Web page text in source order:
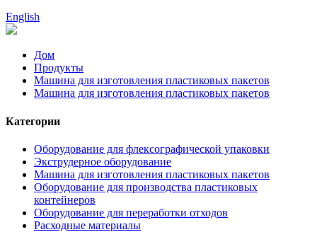
English
Дом
Продукты
Машина для изготовления пластиковых пакетов
Машина для изготовления пластиковых пакетов
Категории
Оборудование для флексографической упаковки
Экструдерное оборудование
Машина для изготовления пластиковых пакетов
Оборудование для производства пластиковых
контейнеров
Оборудование для переработки отходов
Расходные материалы